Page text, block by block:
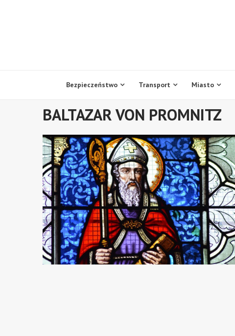
Bezpieczeństwo Transport Miasto
BALTAZAR VON PROMNITZ